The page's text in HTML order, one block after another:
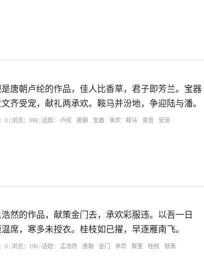
唐朝卢纶的作品，佳人比香草，君子即芳兰。宝器
齐受宠，献礼两承欢。鞍马并汾地，争迎陆与潘。
0 | 浏览：998 | 话题： 卢纶 唐朝 宝器 承欢 鞍马 清音 受宠
然的作品，献策金门去，承欢彩服违。以吾一日
席，寒多未授衣。桂枝如已擢，早逐雁南飞。
0 | 浏览： 190 | 话题： 孟浩然 唐朝 金门 承欢 聚星 桂枝 献策